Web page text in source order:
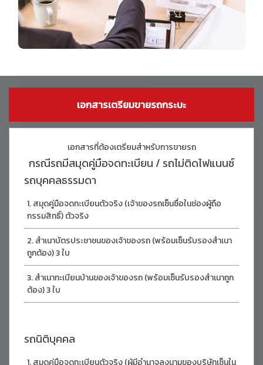
เอกสารเตรียมขายรถกระบะ
เอกสารที่ต้องเตรียมสำหรับการขายรถ
กรณีรถมีสมุดคู่มือจดทะเบียน / รถไม่ติดไฟแนนซ์
รถบุคคลธรรมดา
สมุดคู่มือจดทะเบียนตัวจริง (เจ้าของรถเซ็นซื่อในช่องผู้ถือ
กรรมสิทธิ์) ตัวจริง
สำเนาบัตรประชาชนของเจ้าของรถ (พร้อมเซ็นรับรองสำเนา
ถูกต้อง) 3 ใบ
สำเนาทะเบียนบ้านของเจ้าของรถ (พร้อมเซ็นรับรองสำเนาถูก
ต้อง) 3 ใบ
รถนิติบุคคล
สมุดคู่มือจดทะเบียนตัวจริง (ผู้มีอำนาจลงนามของบริษัทเซ็นใน